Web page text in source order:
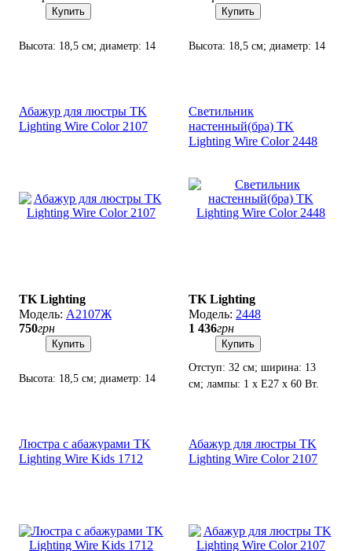
Купить
Высота: 18,5 см; диаметр: 14
Купить
Высота: 18,5 см; диаметр: 14
Абажур для люстры TK
Lighting Wire Color 2107
TK Lighting
А2107Ж
750грн
Купить
Высота: 18,5 см; диаметр: 14
Светильник
настенный(бра) TK
Lighting Wire Color 2448
TK Lighting
2448
1 436грн
Купить
Отступ: 32 см; ширина: 13
см; лампы: 1 х Е27 х 60 Вт.
Люстра с абажурами TK
Lighting Wire Kids 1712
Абажур для люстры TK
Lighting Wire Color 2107